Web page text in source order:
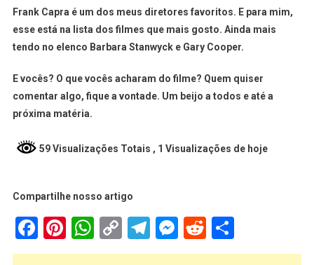
Frank Capra é um dos meus diretores favoritos. E para mim,
esse está na lista dos filmes que mais gosto. Ainda mais
tendo no elenco Barbara Stanwyck e Gary Cooper.
E vocês? O que vocês acharam do filme? Quem quiser
comentar algo, fique a vontade. Um beijo a todos e até a
próxima matéria.
59 Visualizações Totais , 1 Visualizações de hoje
Compartilhe nosso artigo
Facebook
Pinterest
WhatsApp
Copy
Link
Telegram
Messenger
Reddit
Share